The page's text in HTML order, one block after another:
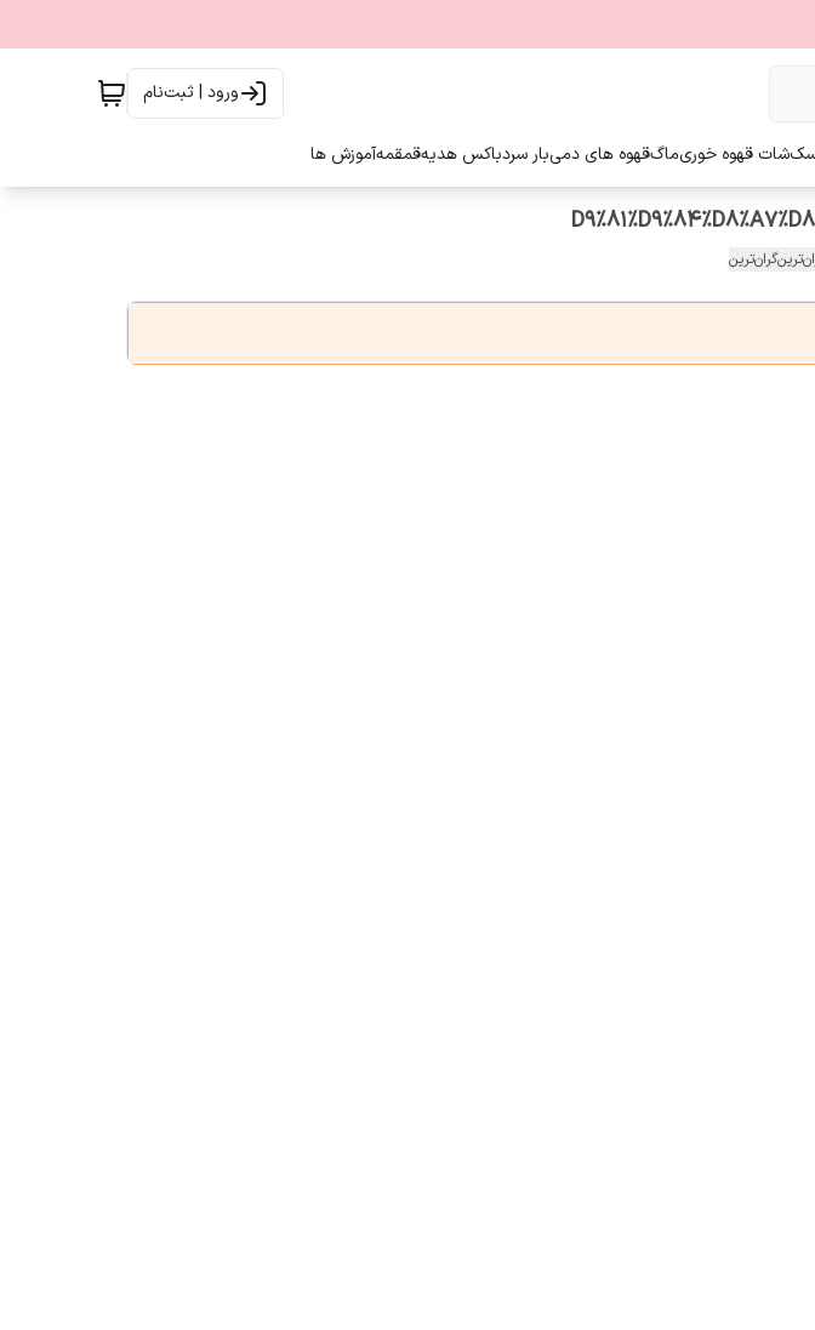
ورود | ثبت‌نام
شات قهوه خوریماگقهوه های دمیبار سردباکس هدیهقمقمهآموزش ها
گران‌ترین